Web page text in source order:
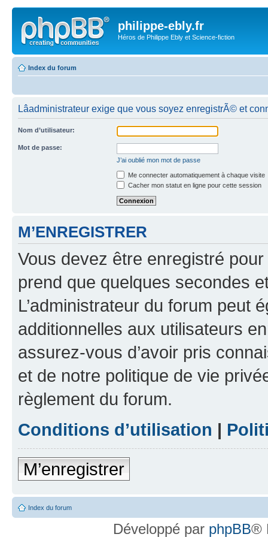
philippe-ebly.fr
Héros de Philippe Ebly et Science-fiction
Index du forum
Lâadministrateur exige que vous soyez enregistrÃ© et
Nom d’utilisateur:
Mot de passe:
J’ai oublié mon mot de passe
Me connecter automatiquement à chaque visite
Cacher mon statut en ligne pour cette session
M’ENREGISTRER
Vous devez être enregistré
prend que quelques secondes
L’administrateur du forum peut
additionnelles aux utilisateurs
assurez-vous d’avoir pris
et de notre politique de vie
règlement du forum.
Conditions d’utilisation |
M’enregistrer
Index du forum
Développé par phpBB®